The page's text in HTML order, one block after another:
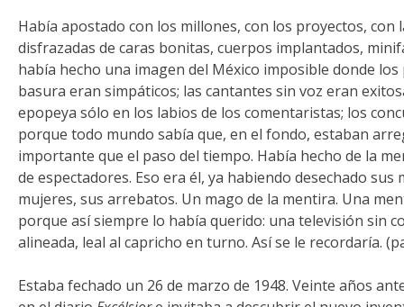
Había apostado con los millones, con los proyectos, con
disfrazadas de caras bonitas, cuerpos implantados,
había hecho una imagen del México imposible donde
basura eran simpáticos; las cantantes sin voz eran
epopeya sólo en los labios de los comentaristas; los
porque todo mundo sabía que, en el fondo, estaban
importante que el paso del tiempo. Había hecho de la
de espectadores. Eso era él, ya habiendo desechado sus
mujeres, sus arrebatos. Un mago de la mentira. Una
porque así siempre lo había querido: una televisión sin
alineada, leal al capricho en turno. Así se le recordaría.
Estaba fechado un 26 de marzo de 1948. Veinte años